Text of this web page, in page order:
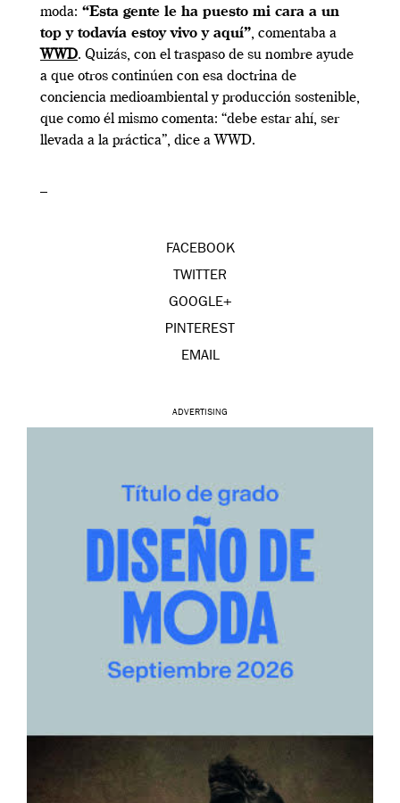
moda: “Esta gente le ha puesto mi cara a un
top y todavía estoy vivo y aquí”, comentaba a
WWD. Quizás, con el traspaso de su nombre ayude
a que otros continúen con esa doctrina de
conciencia medioambiental y producción sostenible,
que como él mismo comenta: “debe estar ahí, ser
llevada a la práctica”, dice a WWD.
–
FACEBOOK
TWITTER
GOOGLE+
PINTEREST
EMAIL
ADVERTISING